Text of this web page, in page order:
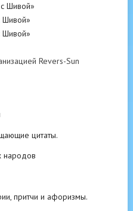
Шивой»
Шивой»
Шивой»
Revers-Sun
цитаты.
народов
притчи и афоризмы.